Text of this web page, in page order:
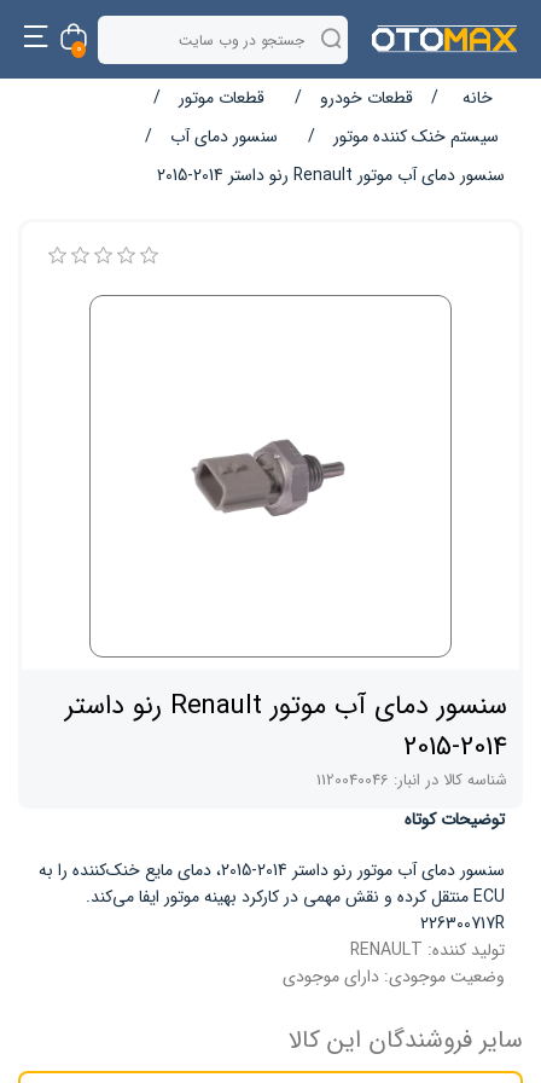
0
خانه / قطعات خودرو / قطعات موتور
/
سیستم خنک کننده موتور
/ سنسور دمای آب
/
سنسور دمای آب موتور Renault رنو داستر 2014-2015
سنسور دمای آب موتور Renault رنو داستر
2014-2015
شناسه کالا در انبار: 1120040046
توضیحات کوتاه
سنسور دمای آب موتور رنو داستر 2014-2015، دمای مایع خنک‌کننده را به
ECU منتقل کرده و نقش مهمی در کارکرد بهینه موتور ایفا می‌کند.
226300717R
تولید کننده: RENAULT
وضعیت موجودی: دارای موجودی
سایر فروشندگان این کالا